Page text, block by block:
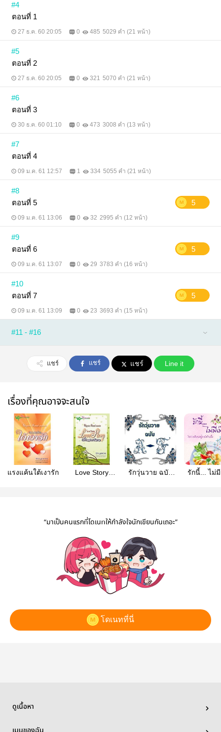
#4
ตอนที่ 1
27 ธ.ค. 60 20:05 0 485 5029 คำ (21 หน้า)
#5
ตอนที่ 2
27 ธ.ค. 60 20:05 0 321 5070 คำ (21 หน้า)
#6
ตอนที่ 3
30 ธ.ค. 60 01:10 0 473 3008 คำ (13 หน้า)
#7
ตอนที่ 4
09 ม.ค. 61 12:57 1 334 5055 คำ (21 หน้า)
#8
ตอนที่ 5
5
09 ม.ค. 61 13:06 0 32 2995 คำ (12 หน้า)
#9
ตอนที่ 6
5
09 ม.ค. 61 13:07 0 29 3783 คำ (16 หน้า)
#10
ตอนที่ 7
5
09 ม.ค. 61 13:09 0 23 3693 คำ (15 หน้า)
#11 - #16
แชร์ แชร์ แชร์ Line it
เรื่องที่คุณอาจจะสนใจ
แรงแค้นใต้เงารัก
Love Story
รักวุ่นวาย ฉบับ
รักนี้... ไม่
“มาเป็นคนแรกที่โดเนทให้กำลังใจนักเขียนกันเถอะ”
โดเนทที่นี่
ดูเนื้อหา